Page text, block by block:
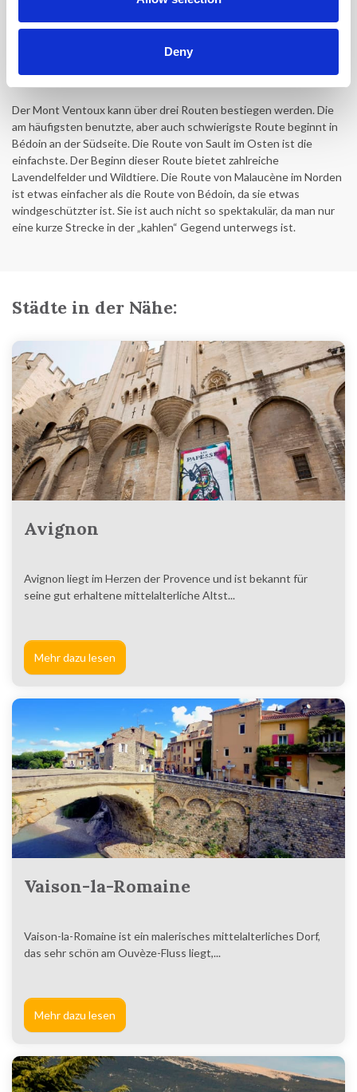
Deny
aufgenommen. Mit seinen 21 km, knapp 1600 Höhenmetern und
einer durchschnittlichen Steigung von 7,4 ist der Mont Ventoux
Der Mont Ventoux kann über drei Routen bestiegen werden. Die
am häufigsten benutzte, aber auch schwierigste Route beginnt in
Bédoin an der Südseite. Die Route von Sault im Osten ist die
einfachste. Der Beginn dieser Route bietet zahlreiche
Lavendelfelder und Wildtiere. Die Route von Malaucène im Norden
ist etwas einfacher als die Route von Bédoin, da sie etwas
windgeschützter ist. Sie ist auch nicht so spektakulär, da man nur
eine kurze Strecke in der „kahlen“ Gegend unterwegs ist.
Städte in der Nähe:
Avignon
Avignon liegt im Herzen der Provence und ist bekannt für
seine gut erhaltene mittelalterliche Altst...
Mehr dazu lesen
Vaison-la-Romaine
Vaison-la-Romaine ist ein malerisches mittelalterliches Dorf,
das sehr schön am Ouvèze-Fluss liegt,...
Mehr dazu lesen